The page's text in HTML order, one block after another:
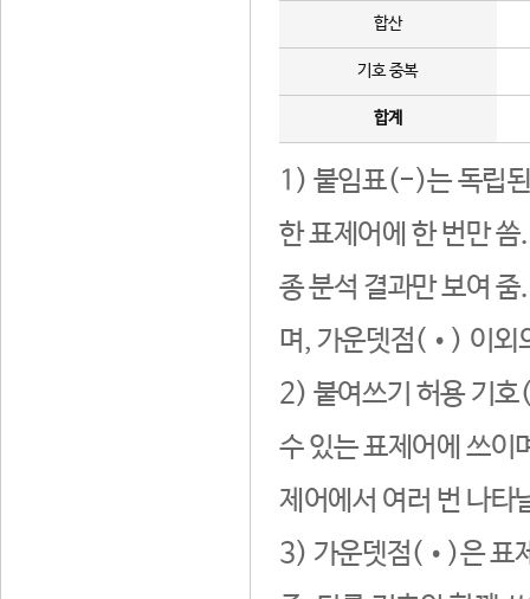
합산
기호 중복
합계
1) 붙임표(-)는 독립된
한 표제어에 한 번만
종 분석 결과만 보여
며, 가운뎃점(•) 이외
2) 붙여쓰기 허용 기호
수 있는 표제어에 쓰이
제어에서 여러 번 나타
3) 가운뎃점(•)은 표